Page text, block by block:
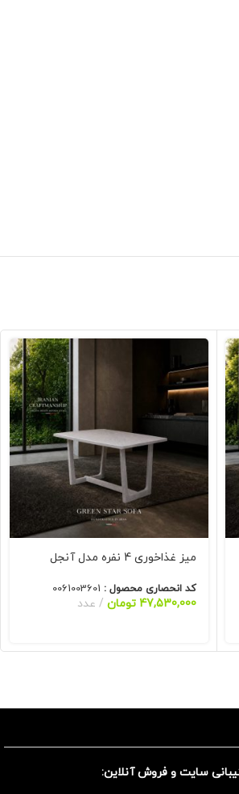
میز غذاخوری 4 نفره مدل آنجل
کد انحصاری محصول : 0061003601
47,530,000 تومان عدد
سایت و فروش آنلاین: